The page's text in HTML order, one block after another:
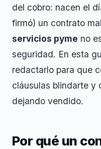
del cobro: nacen el
firmó) un contrato
servicios pyme no
seguridad. En esta
redactarlo para que
cláusulas blindarte y
dejando vendido.
Por qué un